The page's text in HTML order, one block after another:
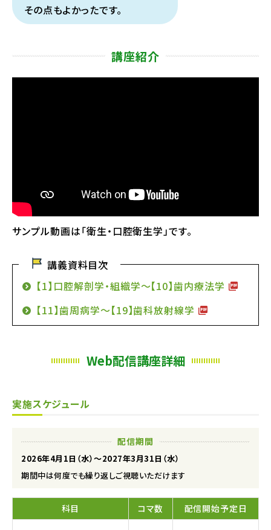
その点もよかったです。
講座紹介
サンプル動画は「衛生・口腔衛生学」です。
講義資料目次
【1】口腔解剖学・組織学〜【10】歯内療法学
【11】歯周病学〜【19】歯科放射線学
Web配信講座詳細
実施スケジュール
配信期間
2026年4月1日（水）〜2027年3月31日（水）
期間中は何度でも繰り返しご視聴いただけます
科目 コマ数 配信開始予定日